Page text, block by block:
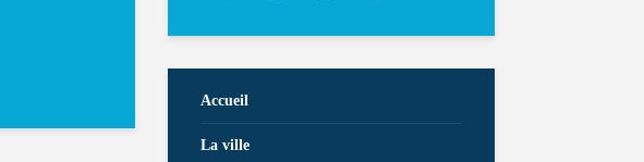
Accueil
La ville